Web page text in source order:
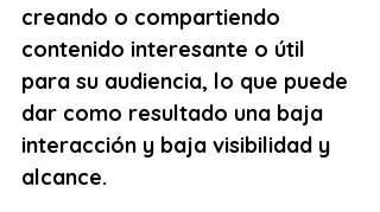
creando o compartiendo
contenido interesante o útil
para su audiencia, lo que puede
dar como resultado una baja
interacción y baja visibilidad y
alcance.